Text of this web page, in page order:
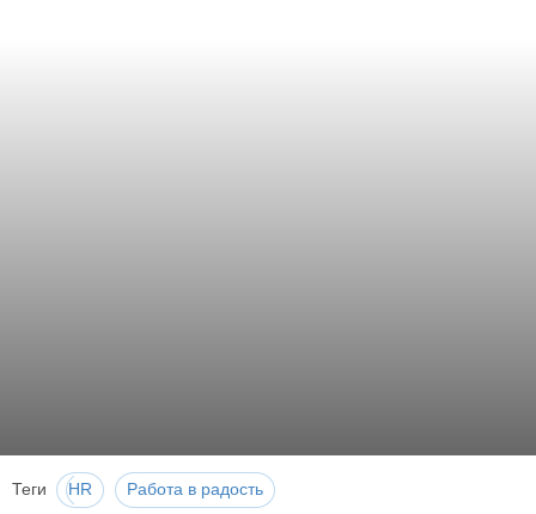
Теги HR Работа в радость